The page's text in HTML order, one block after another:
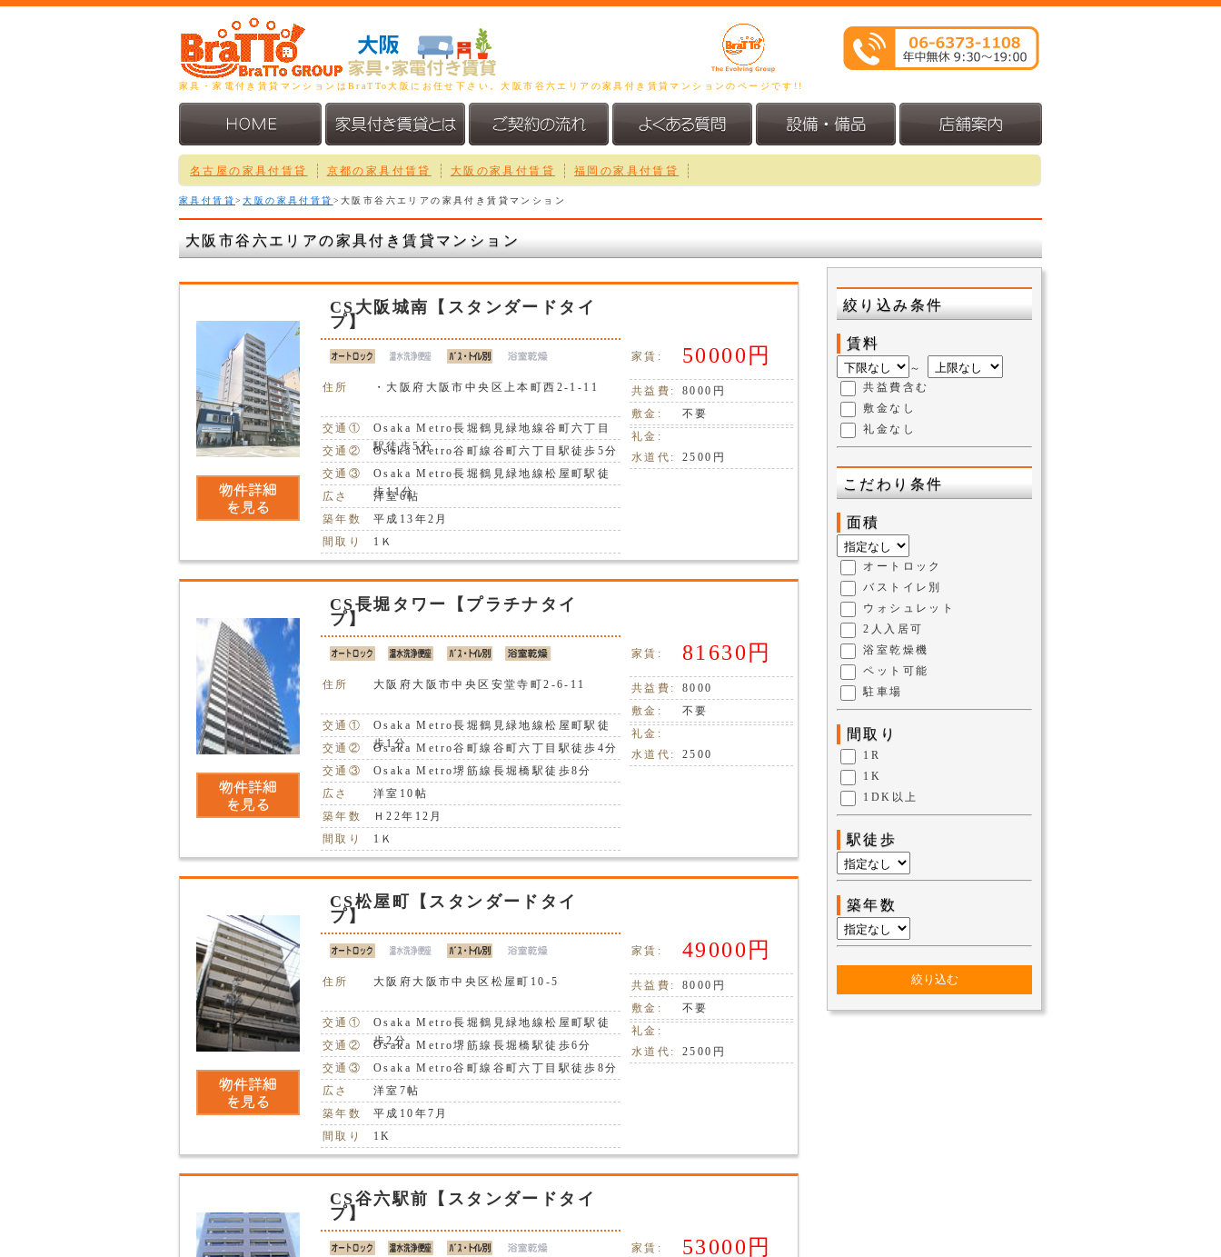
家具・家電付き賃貸マンションはBraTTo大阪にお任せ下さい。大阪市谷六エリアの家具付き賃貸マンションのページです!!
名古屋の家具付賃貸 京都の家具付賃貸 大阪の家具付賃貸 福岡の家具付賃貸
家具付賃貸>大阪の家具付賃貸 >大阪市谷六エリアの家具付き賃貸マンション
大阪市谷六エリアの家具付き賃貸マンション
絞り込み条件
賃料
～
共益費含む
敷金なし
礼金なし
こだわり条件
面積
オートロック
バストイレ別
ウォシュレット
2人入居可
浴室乾燥機
ペット可能
駐車場
間取り
1R
1K
1DK以上
駅徒歩
築年数
CS大阪城南【スタンダードタイ
プ】
住所 ・大阪府大阪市中央区上本町西2-1-11
交通①
Osaka Metro長堀鶴見緑地線谷町六丁目
駅徒歩5分
交通②
Osaka Metro谷町線谷町六丁目駅徒歩5分
交通③
Osaka Metro長堀鶴見緑地線松屋町駅徒
歩11分
広さ
洋室6帖
築年数
平成13年2月
間取り
1Ｋ
家賃: 50000円
共益費:
8000円
敷金:
不要
礼金:
水道代:
2500円
CS長堀タワー【プラチナタイ
プ】
住所 大阪府大阪市中央区安堂寺町2-6-11
交通①
Osaka Metro長堀鶴見緑地線松屋町駅徒
歩1分
交通②
Osaka Metro谷町線谷町六丁目駅徒歩4分
交通③
Osaka Metro堺筋線長堀橋駅徒歩8分
広さ
洋室10帖
築年数
Ｈ22年12月
間取り
1Ｋ
家賃: 81630円
共益費:
8000
敷金:
不要
礼金:
水道代:
2500
CS松屋町【スタンダードタイ
プ】
住所 大阪府大阪市中央区松屋町10-5
交通①
Osaka Metro長堀鶴見緑地線松屋町駅徒
歩2分
交通②
Osaka Metro堺筋線長堀橋駅徒歩6分
交通③
Osaka Metro谷町線谷町六丁目駅徒歩8分
広さ
洋室7帖
築年数
平成10年7月
間取り
1K
家賃: 49000円
共益費:
8000円
敷金:
不要
礼金:
水道代:
2500円
CS谷六駅前【スタンダードタイ
プ】
家賃: 53000円